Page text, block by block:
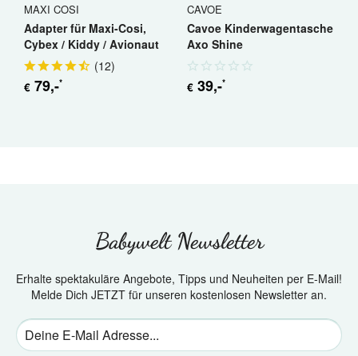
MAXI COSI
Adapter für Maxi-Cosi,
Cybex / Kiddy / Avionaut
(12)
€ 79,-*
CAVOE
Cavoe Kinderwagentasche
Axo Shine
€ 39,-*
Babywelt Newsletter
Erhalte spektakuläre Angebote, Tipps und Neuheiten per E-Mail!
Melde Dich JETZT für unseren kostenlosen Newsletter an.